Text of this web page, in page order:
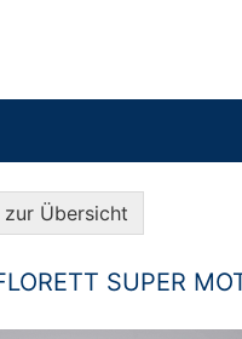
Übersicht
SUPER